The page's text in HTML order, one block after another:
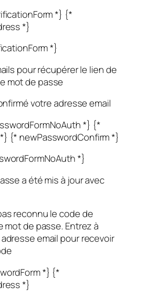
*} {*
*}
*}
pour récupérer le lien de
mot de passe
votre adresse email
*} {*
{* newPasswordConfirm *}
*}
a été mis à jour avec
reconnu le code de
mot de passe. Entrez à
email pour recevoir
*} {*
*}